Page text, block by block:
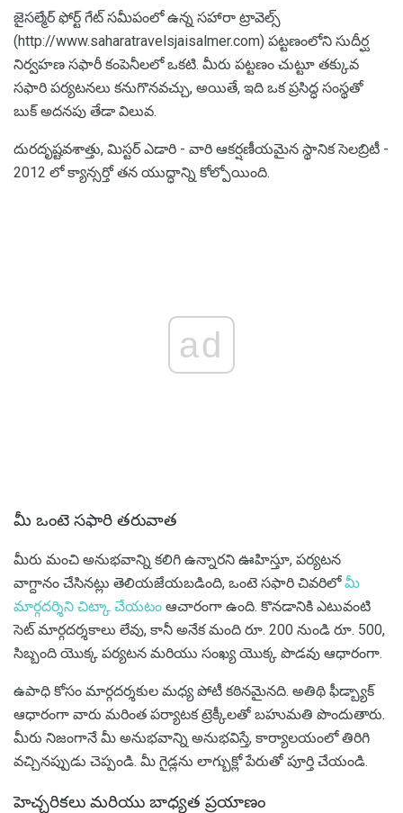
జైసల్మేర్ ఫోర్ట్ గేట్ సమీపంలో ఉన్న సహారా ట్రావెల్స్
(http://www.saharatravelsjaisalmer.com) పట్టణంలోని సుదీర్ఘ
నిర్వహణ సఫారీ కంపెనీలలో ఒకటి. మీరు పట్టణం చుట్టూ తక్కువ
సఫారి పర్యటనలు కనుగొనవచ్చు, అయితే, ఇది ఒక ప్రసిద్ధ సంస్థతో
బుక్ అదనపు తేడా విలువ.
దురదృష్టవశాత్తు, మిస్టర్ ఎడారి - వారి ఆకర్షణీయమైన స్థానిక సెలబ్రిటీ -
2012 లో క్యాన్సర్తో తన యుద్ధాన్ని కోల్పోయింది.
ad
మీ ఒంటె సఫారి తరువాత
మీరు మంచి అనుభవాన్ని కలిగి ఉన్నారని ఊహిస్తూ, పర్యటన
వాగ్దానం చేసినట్లు తెలియజేయబడింది, ఒంటె సఫారి చివరిలోమీ
మార్గదర్శిని చిట్కా చేయటం ఆచారంగా ఉంది. కొనడానికి ఎటువంటి
సెట్ మార్గదర్శకాలు లేవు, కానీ అనేక మంది రూ. 200 నుండి రూ. 500,
సిబ్బంది యొక్క పర్యటన మరియు సంఖ్య యొక్క పొడవు ఆధారంగా.
ఉపాధి కోసం మార్గదర్శకుల మధ్య పోటీ కఠినమైనది. అతిథి ఫీడ్బ్యాక్
ఆధారంగా వారు మరింత పర్యాటక ట్రెక్కీలతో బహుమతి పొందుతారు.
మీరు నిజంగానే మీ అనుభవాన్ని అనుభవిస్తే, కార్యాలయంలో తిరిగి
వచ్చినప్పుడు చెప్పండి. మీ గైడ్లను లాగ్బుక్లో పేరుతో పూర్తి చేయండి.
హెచ్చరికలు మరియు బాధ్యత ప్రయాణం